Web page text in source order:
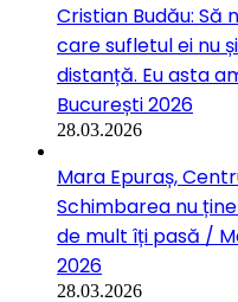
Cristian Budău: Să
care sufletul ei nu
distanță. Eu asta
București 2026
28.03.2026
Mara Epuraș,
Schimbarea nu
de mult îți pasă /
2026
28.03.2026